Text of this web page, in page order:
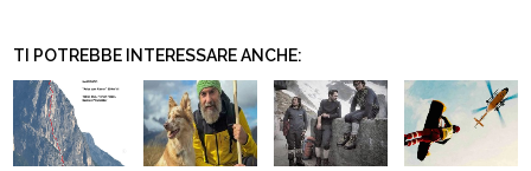
TI POTREBBE INTERESSARE ANCHE: